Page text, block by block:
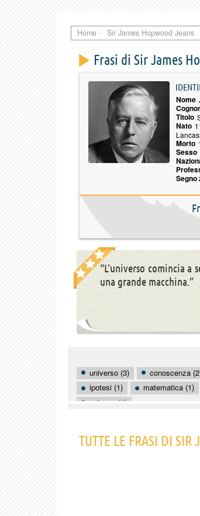
Home Sir James Hopwood Jeans
Frasi di Sir James
Nome
Titolo
Nato
Morto
Sesso
Segno
“L'universo comincia a
una grande macchina.”
universo (3) conoscenza
ipotesi (1)
matematica (1)
scienza (1)
TUTTE LE FRASI DI